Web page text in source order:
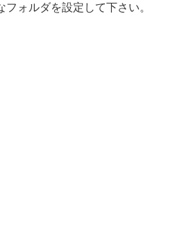
ォルダを設定して下さい。